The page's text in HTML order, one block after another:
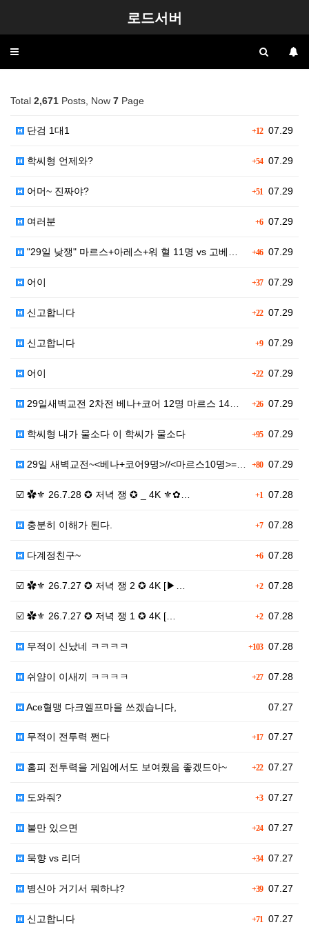
로드서버
Toggle
Total 2,671 Posts, Now 7 Page
+1207.29
단검 1대1
+5407.29
학씨형 언제와?
+51 07.29
어머~ 진짜야?
+607.29
여러분
+4607.29
"29일 낮쟁" 마르스+아레스+워 혈 11명 vs 고베…
+3707.29
어이
+2207.29
신고합니다
+907.29
신고합니다
+2207.29
어이
+2607.29
29일새벽교전 2차전 베나+코어 12명 마르스 14명…
+9507.29
학씨형 내가 물소다 이 학씨가 물소다
+8007.29
29일 새벽교전~<베나+코어9명>//<마르스10명>=(…
+1 07.28
☑️ ✿⚜ 26.7.28 ✪ 저녁 쟁 ✪ _ 4K ⚜✿…
+707.28
충분히 이해가 된다.
+607.28
다계정친구~
+207.28
☑️ ✿⚜ 26.7.27 ✪ 저녁 쟁 2 ✪ 4K [▶…
+207.28
☑️ ✿⚜ 26.7.27 ✪ 저녁 쟁 1 ✪ 4K […
+10307.28
무적이 신났네 ㅋㅋㅋㅋ
+2707.28
쉬얌이 이새끼 ㅋㅋㅋㅋ
07.27
Ace혈맹 다크엘프마을 쓰겠습니다,
+1707.27
무적이 전투력 쩐다
+2207.27
홈피 전투력을 게임에서도 보여줬음 좋겠드아~
+307.27
도와줘?
+2407.27
불만 있으면
+3407.27
묵향 vs 리더
+3907.27
병신아 거기서 뭐하냐?
+71 07.27
신고합니다